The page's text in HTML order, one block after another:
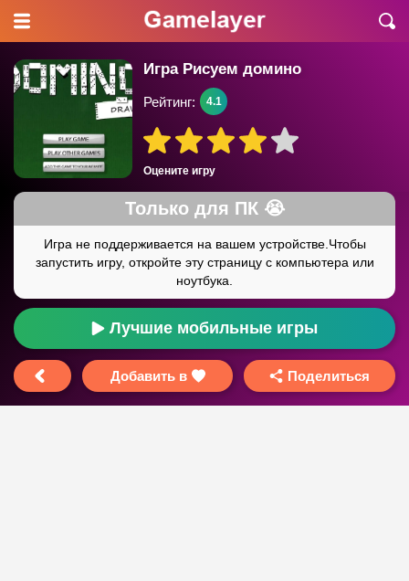
Игра Рисуем домино
Оцените игру
Рейтинг: 4.1
Лучшие мобильные игры
Добавить в Поделиться